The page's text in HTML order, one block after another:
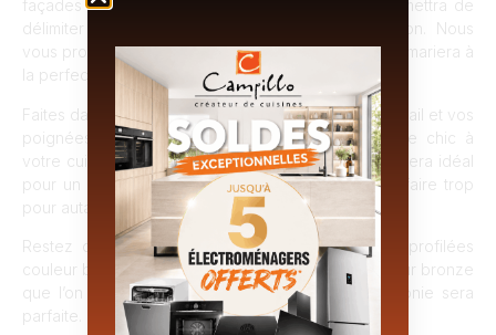
façades différentes sur votre ilot central. Cela permettra de
délimiter différents espaces ainsi que leur fonction. Nous
vous proposerons un décor blanc mat parfait qui se mariera à
la perfection avec l’ensemble.
Faites davantage de “folies” avec votre plan de travail et vos
poignées pour ajouter la touche d’élégance et de chic à
votre cuisine. Le décor marbre de Carrare bronze sera idéal
pour un aspect luxueux de votre cuisine sans en faire trop
pour autant.
Restez cohérents en optant pour des poignées profilées
couleur bronze métalliques. Venant affirmer la couleur bronze
que l’on retrouve sur votre plan de travail, l’harmonie sera
parfaite.